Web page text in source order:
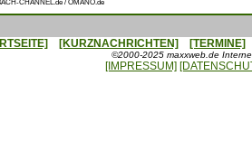
CHANNEL.de / OMANO.de
[KURZNACHRICHTEN] [TERMINE]
©2000-2025 maxxweb.de
[IMPRESSUM]